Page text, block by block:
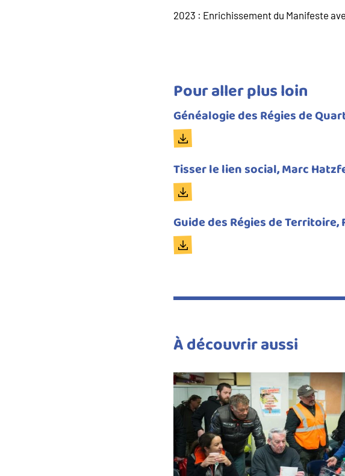
2023 : Enrichissement du Manifeste
Pour aller plus loin
Titre
du
document
Généalogie des Régies de
Document
Titre
du
document
Tisser le lien social, Marc
Document
Titre
du
document
Guide des Régies de
Document
À découvrir aussi